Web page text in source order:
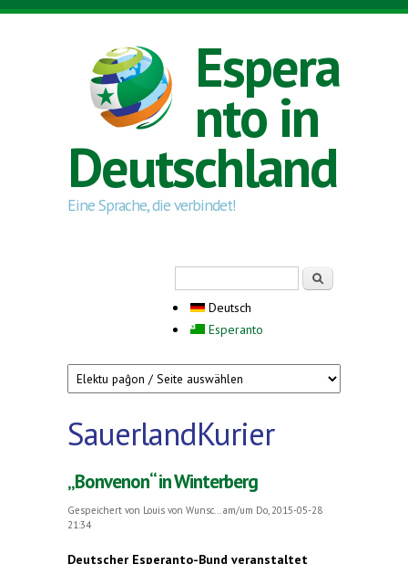
Direkt zum Inhalt
Espera
nto in
Deutschland
Eine Sprache, die verbindet!
Deutsch
Esperanto
SauerlandKurier
„Bonvenon“ in Winterberg
Gespeichert von Louis von Wunsc...
am/um Do, 2015-05-28
21:34
Deutscher Esperanto-Bund veranstaltet